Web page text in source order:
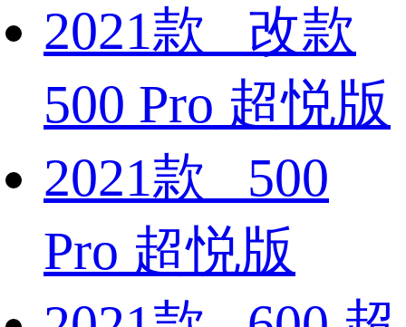
2021款 改款
500 Pro 超悦版
2021款 500
Pro 超悦版